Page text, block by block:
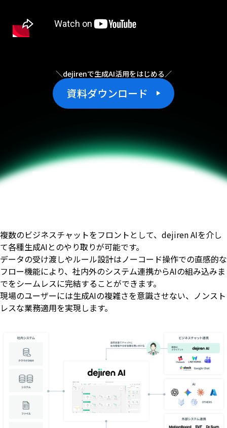
＼dejirenで生成AI活用をはじめる／
資料ダウンロード
複数のビジネスチャットをフロントとして、dejiren AIを介し
て各種生成AIとのやり取りが可能です。
データの受け渡しやルール設計はノーコード操作での直感的な
フロー機能により、社内外のシステム連携からAIの組み込みま
でをシームレスに完結することができます。
現場のユーザーには生成AIの複雑さを意識させない、ノンスト
レスな業務適用を実現します。